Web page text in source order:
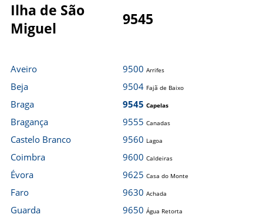
Ilha de São
Miguel
9545
Aveiro
Beja
Braga
Bragança
Castelo Branco
Coimbra
Évora
Faro
Guarda
9500 Arrifes
9504 Fajã de Baixo
9545 Capelas
9555 Canadas
9560 Lagoa
9600 Caldeiras
9625 Casa do Monte
9630 Achada
9650 Água Retorta